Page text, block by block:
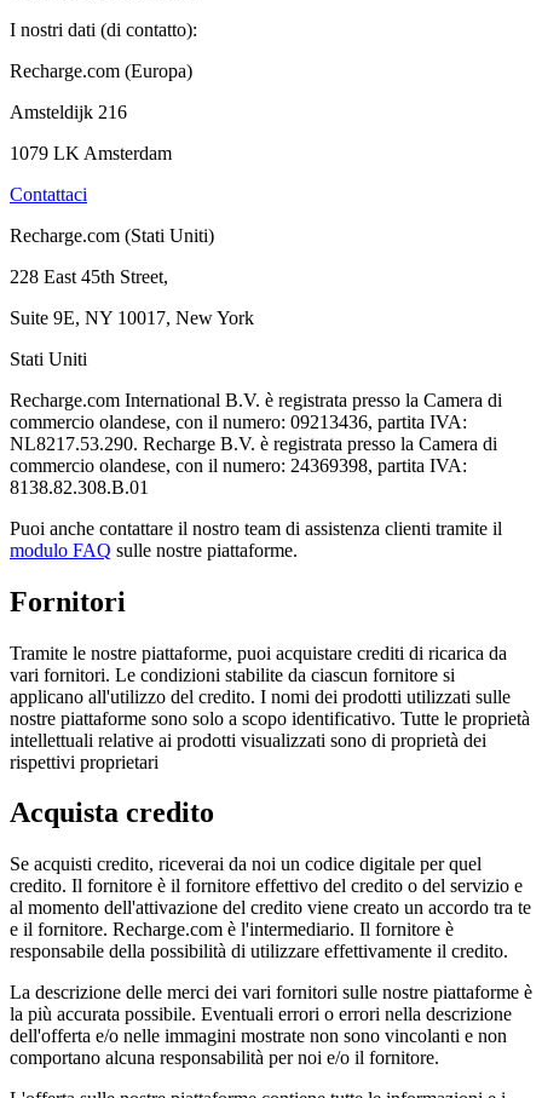
I nostri dati (di contatto):
Recharge.com (Europa)
Amsteldijk 216
1079 LK Amsterdam
Contattaci
Recharge.com (Stati Uniti)
228 East 45th Street,
Suite 9E, NY 10017, New York
Stati Uniti
Recharge.com International B.V. è registrata presso la Camera di
commercio olandese, con il numero: 09213436, partita IVA:
NL8217.53.290. Recharge B.V. è registrata presso la Camera di
commercio olandese, con il numero: 24369398, partita IVA:
8138.82.308.B.01
Puoi anche contattare il nostro team di assistenza clienti tramite il
modulo FAQ sulle nostre piattaforme.
Fornitori
Tramite le nostre piattaforme, puoi acquistare crediti di ricarica da
vari fornitori. Le condizioni stabilite da ciascun fornitore si
applicano all'utilizzo del credito. I nomi dei prodotti utilizzati sulle
nostre piattaforme sono solo a scopo identificativo. Tutte le proprietà
intellettuali relative ai prodotti visualizzati sono di proprietà dei
rispettivi proprietari
Acquista credito
Se acquisti credito, riceverai da noi un codice digitale per quel
credito. Il fornitore è il fornitore effettivo del credito o del servizio e
al momento dell'attivazione del credito viene creato un accordo tra te
e il fornitore. Recharge.com è l'intermediario. Il fornitore è
responsabile della possibilità di utilizzare effettivamente il credito.
La descrizione delle merci dei vari fornitori sulle nostre piattaforme è
la più accurata possibile. Eventuali errori o errori nella descrizione
dell'offerta e/o nelle immagini mostrate non sono vincolanti e non
comportano alcuna responsabilità per noi e/o il fornitore.